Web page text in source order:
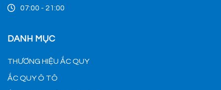
07:00 - 21:00
DANH MỤC
THƯƠNG HIỆU ẮC QUY
ẮC QUY Ô TÔ